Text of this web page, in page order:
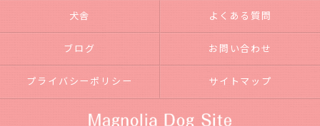
犬舎 よくある質問
ブログ お問い合わせ
プライバシーポリシー サイトマップ